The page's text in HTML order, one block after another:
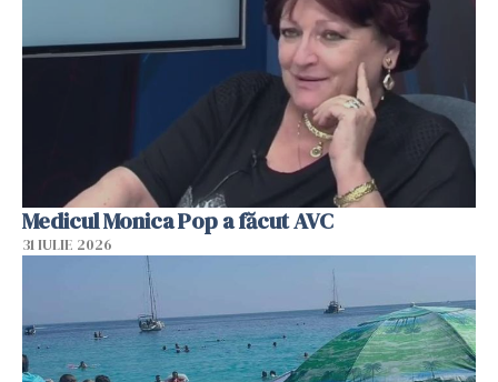
Medicul Monica Pop a făcut AVC
31 IULIE 2026